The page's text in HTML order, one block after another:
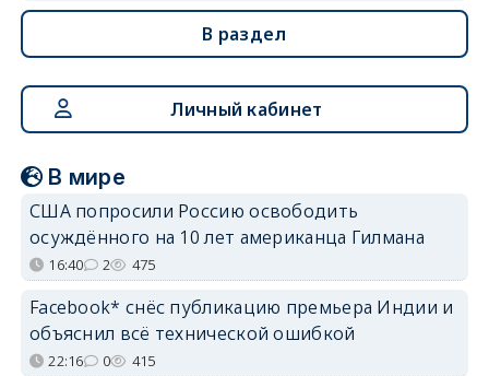
В раздел
Личный кабинет
В мире
США попросили Россию освободить
осуждённого на 10 лет американца Гилмана
16:40 2 475
Facebook* снёс публикацию премьера Индии и
объяснил всё технической ошибкой
22:16 0 415